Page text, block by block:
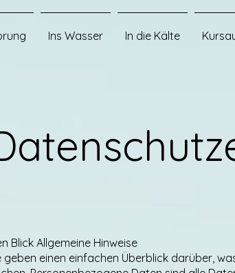
Ins Wasser In die Kälte
Blick Allgemeine Hinweise
geben einen einfachen Überblick darüber,